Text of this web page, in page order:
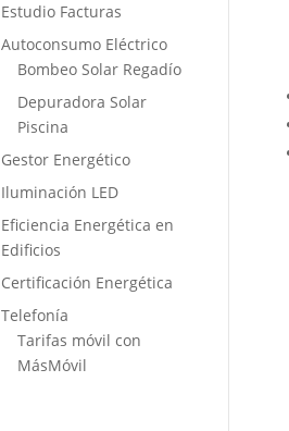
Estudio Facturas
Autoconsumo Eléctrico
Bombeo Solar Regadío
Depuradora Solar
Piscina
Gestor Energético
Iluminación LED
Eficiencia Energética en
Edificios
Certificación Energética
Telefonía
Tarifas móvil con
MásMóvil